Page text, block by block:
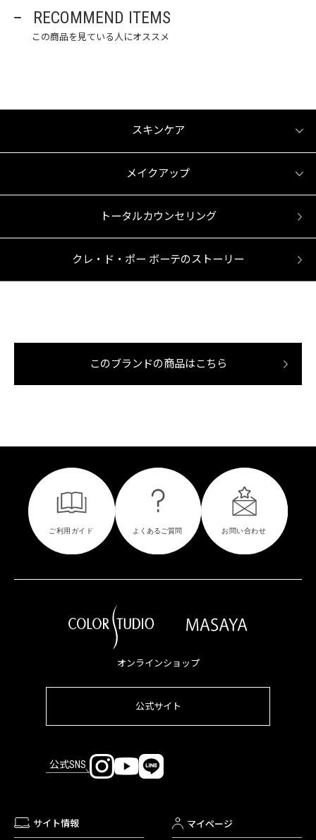
RECOMMEND ITEMS
この商品を見ている人にオススメ
スキンケア
メイクアップ
トータルカウンセリング
クレ・ド・ポー ボーテのストーリー
このブランドの商品はこちら
オンラインショップ
公式サイト
公式SNS
サイト情報 マイページ